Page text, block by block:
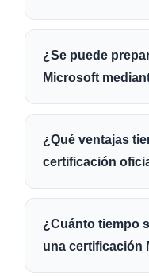
¿Se puede
Microsoft
¿Qué ventajas
certificación
¿Cuánto tiempo
una certificación